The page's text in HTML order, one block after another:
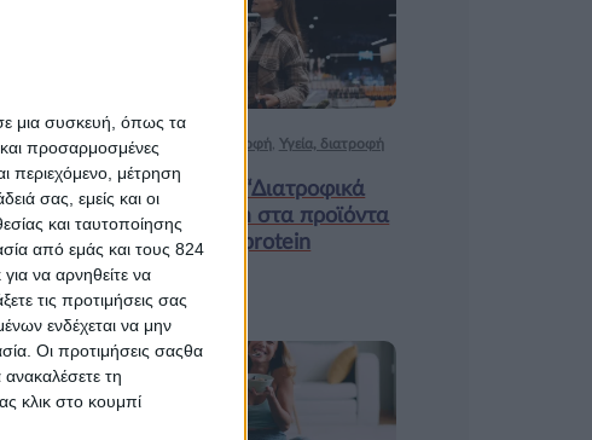
μια συσκευή, όπως τα
προσαρμοσμένες
περιεχόμενο, μέτρηση
σας, εμείς και οι
και ταυτοποίησης
από εμάς και τους 824
να αρνηθείτε να
τις προτιμήσεις σας
ενδέχεται να μην
Οι προτιμήσεις σαςθα
τη
κλικ στο κουμπί
Ισορροπημένη διατροφή, Υγεία, διατροφή
& lifestyle
Κεφάλαιο “Διατροφικά
trends”: zoοm στα προϊόντα
high protein